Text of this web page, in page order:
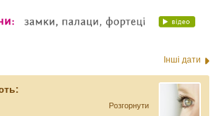
Інші дати
Розгорнути